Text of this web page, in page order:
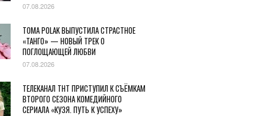
07.08.2026
TOMA POLAK ВЫПУСТИЛА СТРАСТНОЕ
«ТАНГО» — НОВЫЙ ТРЕК О
ПОГЛОЩАЮЩЕЙ ЛЮБВИ
07.08.2026
ТЕЛЕКАНАЛ ТНТ ПРИСТУПИЛ К СЪЁМКАМ
ВТОРОГО СЕЗОНА КОМЕДИЙНОГО
СЕРИАЛА «КУЗЯ. ПУТЬ К УСПЕХУ»